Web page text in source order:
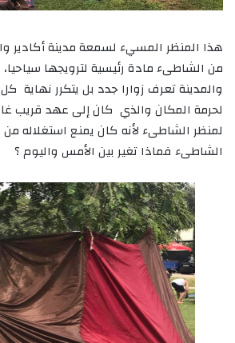
هذا المنظر المسيء لسمعة مدينة أكادير
من الشاطىء مادة رئيسية لترويجها
والمدينة تعرف زوارا جدد بل يتكرر
لحرمة المكان والذي كان إلى عهد قريب
لمنظر الشاطىء لأنه كان يمنع استغلاله
الشاطىء فماذا تغير بين الأمس واليوم ؟